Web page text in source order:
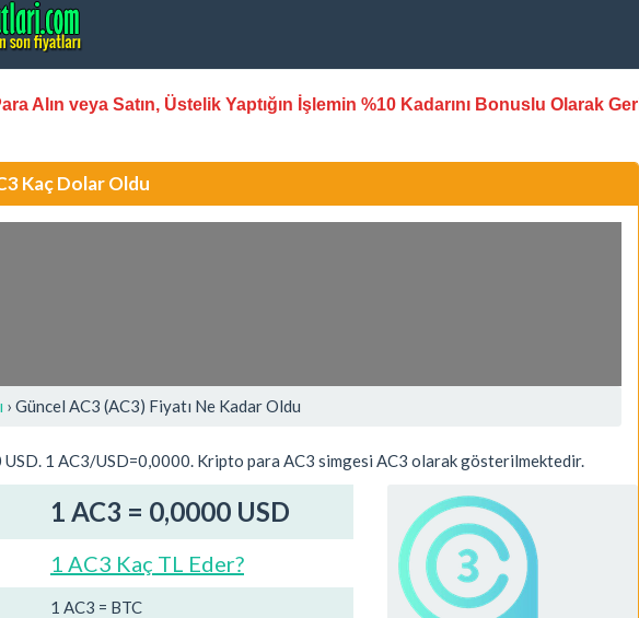
Alın veya Satın, Üstelik Yaptığın İşlemin %10 Kadarını Bonuslu Olarak
Kaç Dolar Oldu
› Güncel AC3 (AC3) Fiyatı Ne Kadar Oldu
USD. 1 AC3/USD=0,0000. Kripto para AC3 simgesi AC3 olarak gösterilmektedir.
1 AC3 = 0,0000 USD
1 AC3 Kaç TL Eder?
1 AC3 = BTC